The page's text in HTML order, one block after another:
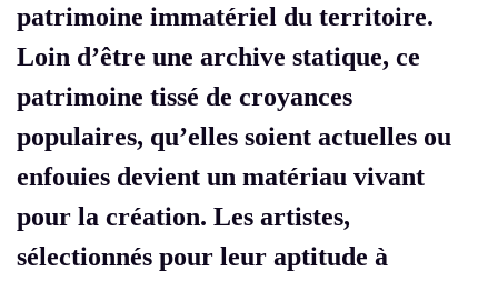
patrimoine immatériel du territoire.
Loin d’être une archive statique, ce
patrimoine tissé de croyances
populaires, qu’elles soient actuelles ou
enfouies devient un matériau vivant
pour la création. Les artistes,
sélectionnés pour leur aptitude à